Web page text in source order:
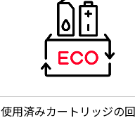
使用済みカートリッジの